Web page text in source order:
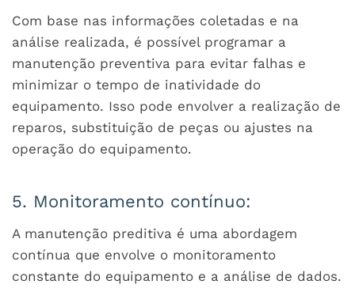
Com base nas informações coletadas e na
análise realizada, é possível programar a
manutenção preventiva para evitar falhas e
minimizar o tempo de inatividade do
equipamento. Isso pode envolver a realização de
reparos, substituição de peças ou ajustes na
operação do equipamento.
5. Monitoramento contínuo:
A manutenção preditiva é uma abordagem
contínua que envolve o monitoramento
constante do equipamento e a análise de dados.